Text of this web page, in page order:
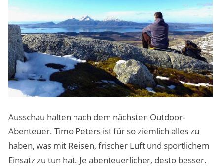
Ausschau halten nach dem nächsten Outdoor-
Abenteuer. Timo Peters ist für so ziemlich alles zu
haben, was mit Reisen, frischer Luft und sportlichem
Einsatz zu tun hat. Je abenteuerlicher, desto besser.